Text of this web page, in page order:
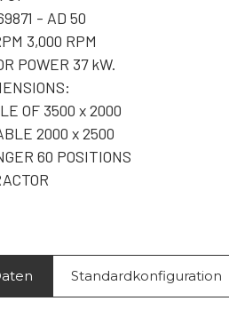
- AD 50
3,000 RPM
POWER 37 kW.
OF 3500 x 2000
2000 x 2500
60 POSITIONS
Standardkonfiguration